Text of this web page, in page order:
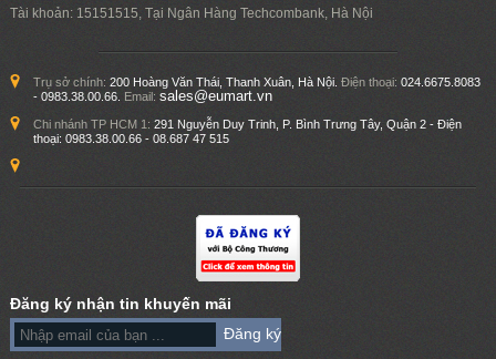
Tài khoản: 15151515, Tại Ngân Hàng Techcombank, Hà Nội
Trụ sở chính: 200 Hoàng Văn Thái, Thanh Xuân, Hà Nội.Điện thoại: 024.6675.8083
- 0983.38.00.66. Email:sales@eumart.vn
Chi nhánh TP HCM 1: 291 Nguyễn Duy Trinh, P. Bình Trưng Tây, Quận 2 - Điện
thoại:0983.38.00.66 - 08.687 47 515
Đăng ký nhận tin khuyến mãi